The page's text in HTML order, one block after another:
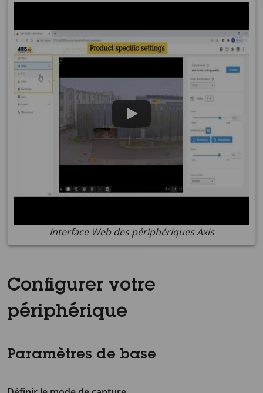
Interface Web des périphériques Axis
Configurer votre
périphérique
Paramètres de base